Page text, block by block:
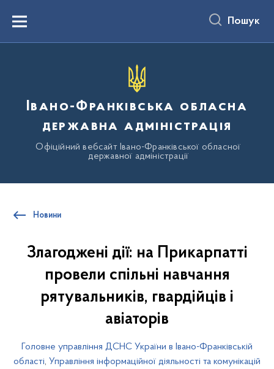
вмістуMenu Пошук
Івано-Франківська обласна
державна адміністрація
Офіційний вебсайт Івано-Франківської обласної
державної адміністрації
Новини
Злагоджені дії: на Прикарпатті
провели спільні навчання
рятувальників, гвардійців і
авіаторів
Головне управління ДСНС України в Івано-Франківській
області, Управління інформаційної діяльності та комунікацій